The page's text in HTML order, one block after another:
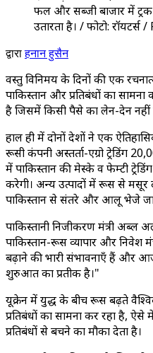
फल और सब्जी बाजार में ट्रक
उतारता है। / फोटो: रॉयटर्स
द्वाराहनान हुसैन
वस्तु विनिमय के दिनों की एक
पाकिस्तान और प्रतिबंधों का
है जिसमें किसी पैसे का लेन-देन नहीं
हाल ही में दोनों देशों ने एक
रूसी कंपनी अस्तर्ता-एग्रो ट्रेडिंग
में पाकिस्तान की मेस्के व फेम्टी
करेगी। अन्य उत्पादों में रूस से
पाकिस्तान से संतरे और आलू भेजे
पाकिस्तानी निजीकरण मंत्री
पाकिस्तान-रूस व्यापार और निवेश
बढ़ाने की भारी संभावनाएँ हैं और
शुरुआत का प्रतीक है।"
यूक्रेन में युद्ध के बीच रूस बढ़ते
प्रतिबंधों का सामना कर रहा है, ऐसे
प्रतिबंधों से बचने का मौका देता है।